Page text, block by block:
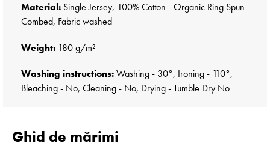
Material: Single Jersey, 100% Cotton - Organic Ring Spun
Combed, Fabric washed
Weight: 180 g/m²
Washing instructions:Washing - 30°, Ironing - 110°,
Bleaching - No, Cleaning - No, Drying - Tumble Dry No
Ghid de mărimi